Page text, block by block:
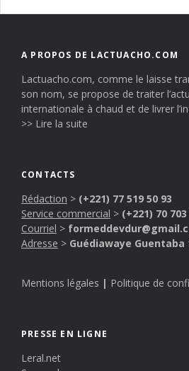
A PROPOS DE LACTUACHO.COM
Lactuacho.com, comme le laisse
son nom, se propose de traiter
internationale à chaud et de livrer
>> Lire la suite
CONTACTS
Rédaction > (+221) 77 519 50 93
Service commercial > (+221) 70 703
Courriel >
Adresse > Guédiawaye Guentaba
Mentions légales | Politique de
PRESSE EN LIGNE
Leral.net